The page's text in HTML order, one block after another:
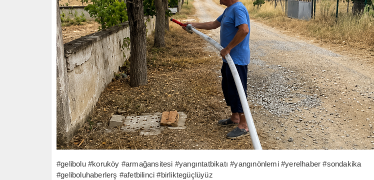
​#gelibolu #koruköy #armağansitesi #yangıntatbikatı #yangınönlemi #yerelhaber #sondakika
#geliboluhaberlerş #afetbilinci #birliktegüçlüyüz